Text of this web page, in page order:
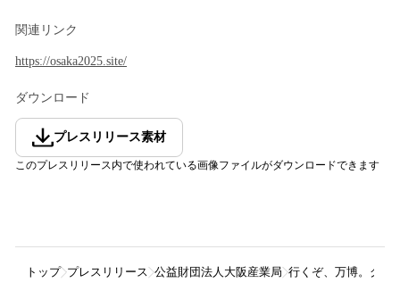
関連リンク
https://osaka2025.site/
ダウンロード
プレスリリース素材
このプレスリリース内で使われている画像ファイルがダウンロードできます
トップ プレスリリース 公益財団法人大阪産業局 行くぞ、万博。グラ